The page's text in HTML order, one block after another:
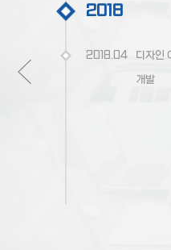
2018
2018.04
디자인
개발